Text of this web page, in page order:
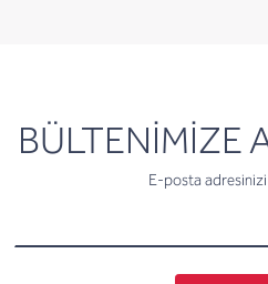
BÜLTENİMİZE
E-posta